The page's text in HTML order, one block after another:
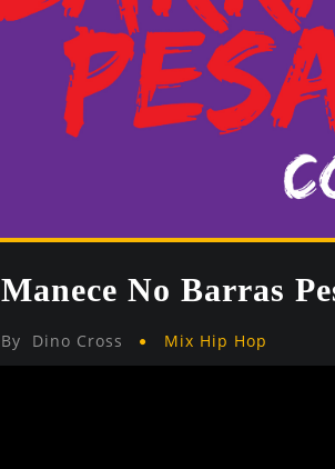
Manece No Barras
By Dino Cross Mix Hip Hop